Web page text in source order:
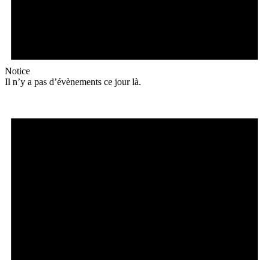
Notice
Il n’y a pas d’évènements ce jour là.